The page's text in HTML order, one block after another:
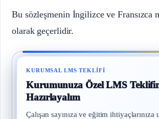
Bu sözleşmenin İngilizce ve Fransızca
olarak geçerlidir.
KURUMSAL LMS TEKLIFI
Kurumunuza Özel LMS
Hazırlayalım
Çalışan sayınıza ve eğitim ihtiyaçlarınıza